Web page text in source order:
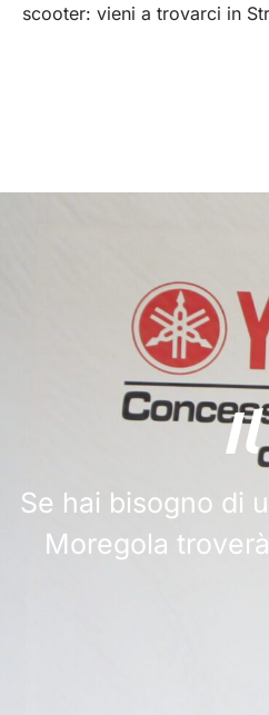
scooter: vieni a trovarci in
Il
Se hai bisogno di
Moregola